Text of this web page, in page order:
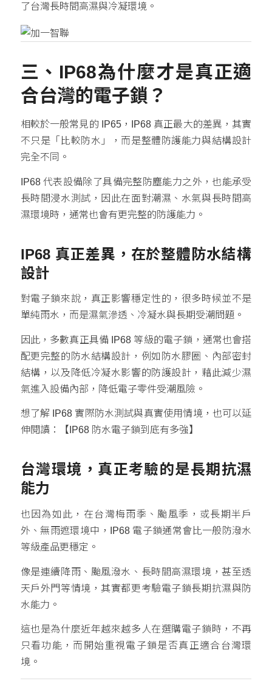
了台灣長時間高濕與冷凝環境。
三、IP68為什麼才是真正適
合台灣的電子鎖？
相較於一般常見的 IP65，IP68 真正最大的差異，其實
不只是「比較防水」，而是整體防護能力與結構設計
完全不同。
IP68 代表設備除了具備完整防塵能力之外，也能承受
長時間浸水測試，因此在面對潮濕、水氣與長時間高
濕環境時，通常也會有更完整的防護能力。
IP68 真正差異，在於整體防水結構
設計
對電子鎖來說，真正影響穩定性的，很多時候並不是
單純雨水，而是濕氣滲透、冷凝水與長期受潮問題。
因此，多數真正具備 IP68 等級的電子鎖，通常也會搭
配更完整的防水結構設計，例如防水膠圈、內部密封
結構，以及降低冷凝水影響的防護設計，藉此減少濕
氣進入設備內部，降低電子零件受潮風險。
想了解 IP68 實際防水測試與真實使用情境，也可以延
伸閱讀：【IP68 防水電子鎖到底有多強】
台灣環境，真正考驗的是長期抗濕
能力
也因為如此，在台灣梅雨季、颱風季，或長期半戶
外、無雨遮環境中，IP68 電子鎖通常會比一般防潑水
等級產品更穩定。
像是連續降雨、颱風潑水、長時間高濕環境，甚至透
天戶外門等情境，其實都更考驗電子鎖長期抗濕與防
水能力。
這也是為什麼近年越來越多人在選購電子鎖時，不再
只看功能，而開始重視電子鎖是否真正適合台灣環
境。